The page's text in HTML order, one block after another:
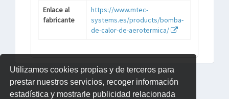
Utilizamos cookies propias y de terceros para
prestar nuestros servicios, recoger información
estadística y mostrarle publicidad relacionada
Enlace al
fabricante
https://www.mtec-
systems.es/products/bomba-
de-calor-de-aerotermica/